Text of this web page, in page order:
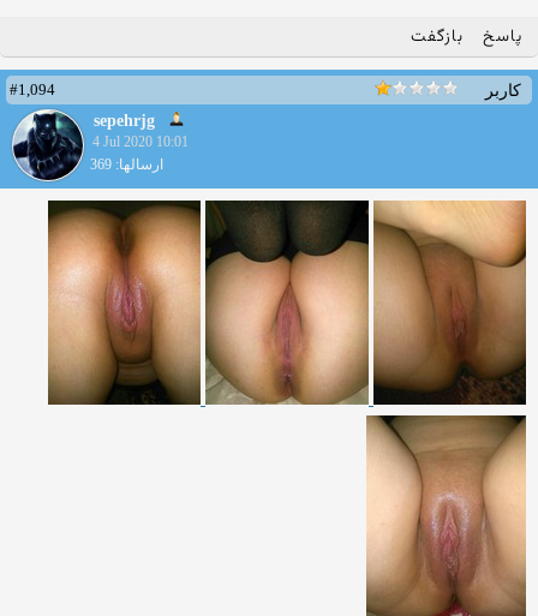
پاسخ بازگفت
کاربر
#1,094
sepehrjg
4 Jul 2020 10:01
ارسالها: 369